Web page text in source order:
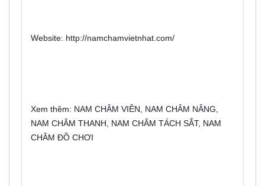
Website: http://namchamvietnhat.com/
Xem thêm: NAM CHÂM VIÊN, NAM CHÂM NÂNG,
NAM CHÂM THANH, NAM CHÂM TÁCH SẮT, NAM
CHÂM ĐỒ CHƠI